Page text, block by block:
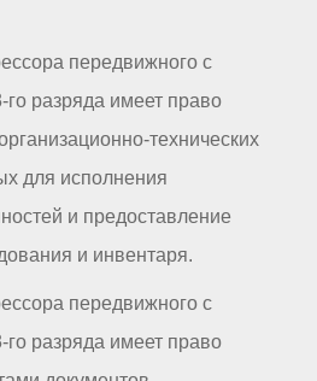
передвижного с
го разряда имеет право
технических
для исполнения
и предоставление
и инвентаря.
передвижного с
го разряда имеет право